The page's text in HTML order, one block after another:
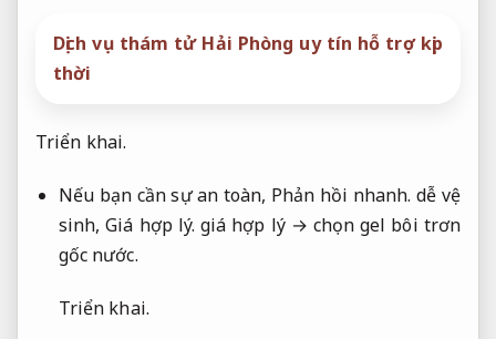
Dịch vụ thám tử Hải Phòng uy tín hỗ trợ kịp
thời
Triển khai.
Nếu bạn cần sự an toàn, Phản hồi nhanh. dễ vệ
sinh,Giá hợp lý. giá hợp lý → chọn gel bôi trơn
gốc nước.
Triển khai.